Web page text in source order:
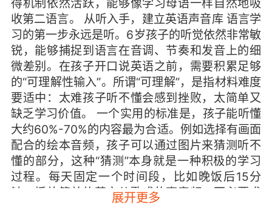
得机制依然活跃，能够像学习母语一样自然地吸
收第二语言。 从听入手，建立英语声音库 语言学
习的第一步永远是听。6岁孩子的听觉依然非常敏
锐，能够捕捉到语言在音调、节奏和发音上的细
微差别。在孩子开口说英语之前，需要积累足够
的“可理解性输入”。所谓“可理解”，是指材料难度
要适中：太难孩子听不懂会感到挫败，太简单又
缺乏学习价值。 一个实用的标准是，孩子能听懂
大约60%-70%的内容最为合适。例如选择有画面
配合的绘本音频，孩子可以通过图片来猜测听不
懂的部分，这种“猜测”本身就是一种积极的学习
过程。每天固定一个时间段，比如晚饭后15分
钟，播放简单的英文儿歌或故事音频。不必要求
孩子正襟危坐，可以让他边玩积木边听，让英语
展开更多